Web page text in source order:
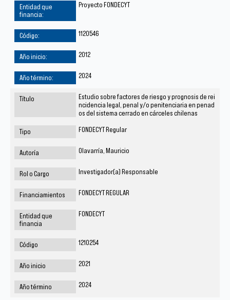
Proyecto FONDECYT
1120546
2012
2024
Estudio sobre factores de riesgo y prognosis de rei
ncidencia legal, penal y/o penitenciaria en penad
os del sistema cerrado en cárceles chilenas
FONDECYT Regular
Olavarría, Mauricio
Investigador(a) Responsable
FONDECYT REGULAR
FONDECYT
1210254
2021
2024